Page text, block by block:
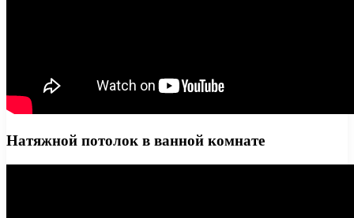
Натяжной потолок в ванной комнате